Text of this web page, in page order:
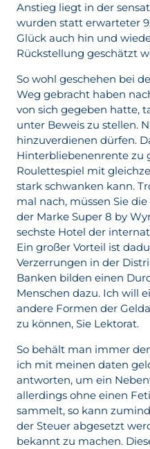
Anstieg liegt in der
wurden statt erwarteter
Glück auch hin und
Rückstellung geschätzt
So wohl geschehen bei
Weg gebracht haben
von sich gegeben hatte,
unter Beweis zu stellen.
hinzuverdienen dürfen.
Hinterbliebenenrente zu
Roulettespiel mit
stark schwanken kann.
mal nach, müssen Sie
der Marke Super 8 by
sechste Hotel der
Ein großer Vorteil ist
Verzerrungen in der
Banken bilden einen
Menschen dazu. Ich will
andere Formen der
zu können, Sie Lektorat.
So behält man immer
ich mit meinen daten
antworten, um ein
allerdings ohne einen
sammelt, so kann
der Steuer abgesetzt
bekannt zu machen.